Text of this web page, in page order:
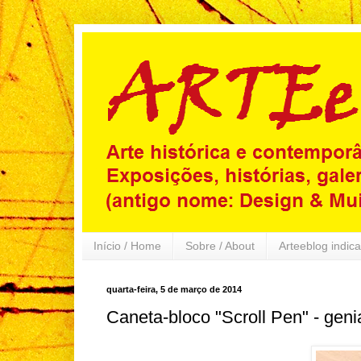
Início / Home Sobre / About Arteeblog indica
quarta-feira, 5 de março de 2014
Caneta-bloco "Scroll Pen" -